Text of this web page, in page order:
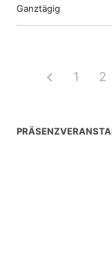
Ganztägig
1 2